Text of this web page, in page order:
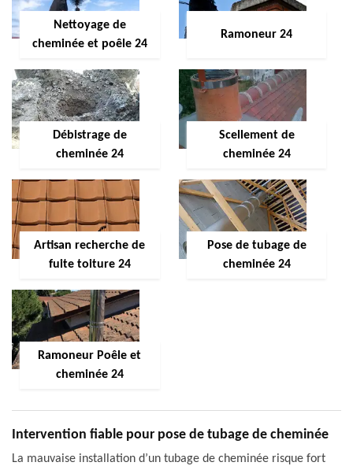
Nettoyage de
cheminée et poêle 24
Ramoneur 24
Débistrage de
cheminée 24
Scellement de
cheminée 24
Artisan recherche de
fuite toiture 24
Pose de tubage de
cheminée 24
Ramoneur Poêle et
cheminée 24
Intervention fiable pour pose de tubage de cheminée
La mauvaise installation d’un tubage de cheminée risque fort